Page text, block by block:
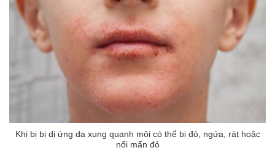
Khi bị bị dị ứng da xung quanh môi có thể bị đỏ, ngứa, rát hoặc
nổi mẩn đỏ